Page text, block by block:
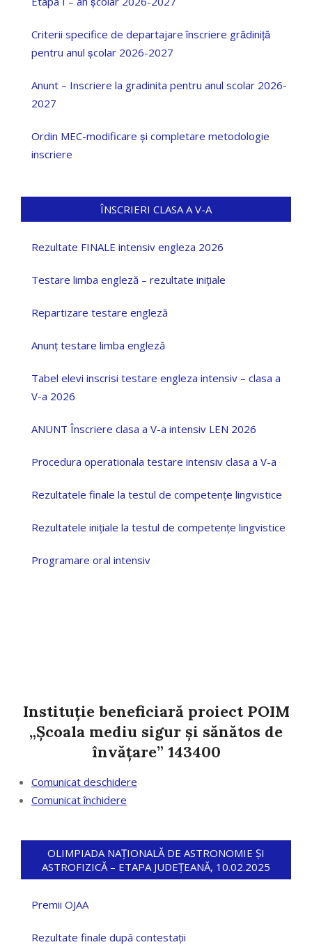
Criterii specifice de departajare înscriere grădiniță
pentru anul școlar 2026-2027
Anunt – Inscriere la gradinita pentru anul scolar 2026-
2027
Ordin MEC-modificare și completare metodologie
inscriere
ÎNSCRIERI CLASA A V-A
Rezultate FINALE intensiv engleza 2026
Testare limba engleză – rezultate inițiale
Repartizare testare engleză
Anunț testare limba engleză
Tabel elevi inscrisi testare engleza intensiv – clasa a
V-a 2026
ANUNT Înscriere clasa a V-a intensiv LEN 2026
Procedura operationala testare intensiv clasa a V-a
Rezultatele finale la testul de competențe lingvistice
Rezultatele inițiale la testul de competențe lingvistice
Programare oral intensiv
Instituție beneficiară proiect POIM
„Școala mediu sigur și sănătos de
învățare” 143400
Comunicat deschidere
Comunicat închidere
OLIMPIADA NAȚIONALĂ DE ASTRONOMIE ȘI
ASTROFIZICĂ – ETAPA JUDEȚEANĂ, 10.02.2025
Premii OJAA
Rezultate finale după contestații